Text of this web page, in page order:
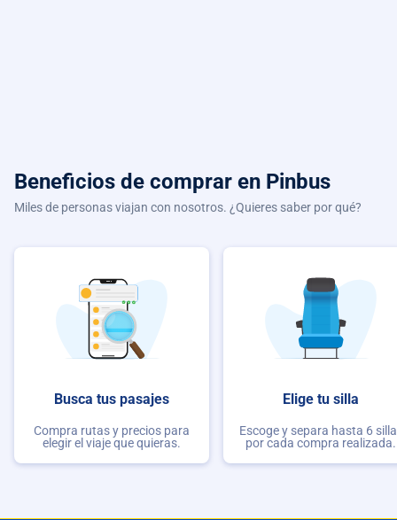
Beneficios de comprar en Pinbus
Miles de personas viajan con nosotros. ¿Quieres saber por qué?
Busca tus pasajes
Compra rutas y precios para
elegir el viaje que quieras.
Elige tu silla
Escoge y separa hasta 6
por cada compra realizada.